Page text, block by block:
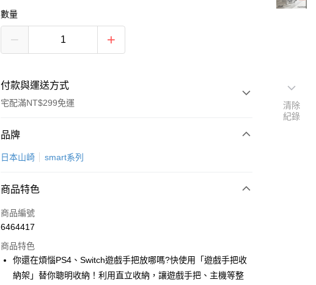
數量
付款與運送方式
宅配滿NT$299免運
付款方式
信用卡一次付款
Apple Pay
悠遊付
Google Pay
品牌
日本山崎 smart系列
商品特色
商品編號
6464417
商品特色
你還在煩惱PS4、Switch遊戲手把放哪嗎?快使用「遊戲手把收
納架」替你聰明收納！利用直立收納，讓遊戲手把、主機等整
清除
紀錄